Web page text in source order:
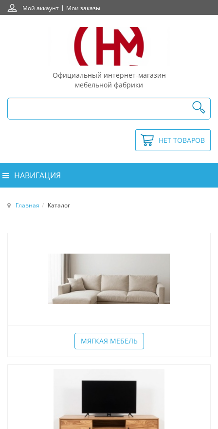
Мой аккаунт Мои заказы
Официальный интернет-магазин
мебельной фабрики
НЕТ ТОВАРОВ
НАВИГАЦИЯ
Главная Каталог
МЯГКАЯ МЕБЕЛЬ